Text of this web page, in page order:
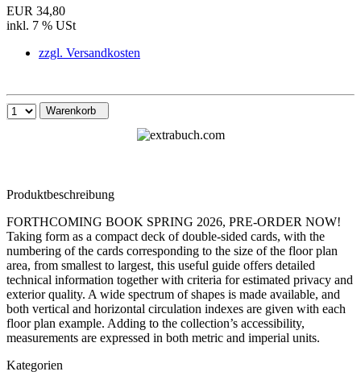
EUR 34,80
inkl. 7 % USt
zzgl. Versandkosten
Warenkorb
Produktbeschreibung
FORTHCOMING BOOK SPRING 2026, PRE-ORDER NOW!
Taking form as a compact deck of double-sided cards, with the
numbering of the cards corresponding to the size of the floor plan
area, from smallest to largest, this useful guide offers detailed
technical information together with criteria for estimated privacy and
exterior quality. A wide spectrum of shapes is made available, and
both vertical and horizontal circulation indexes are given with each
floor plan example. Adding to the collection’s accessibility,
measurements are expressed in both metric and imperial units.
Kategorien